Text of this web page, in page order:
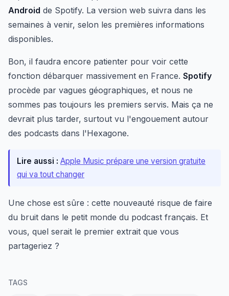
Android de Spotify. La version web suivra dans les
semaines à venir, selon les premières informations
disponibles.
Bon, il faudra encore patienter pour voir cette
fonction débarquer massivement en France. Spotify
procède par vagues géographiques, et nous ne
sommes pas toujours les premiers servis. Mais ça ne
devrait plus tarder, surtout vu l'engouement autour
des podcasts dans l'Hexagone.
Lire aussi : Apple Music prépare une version gratuite
qui va tout changer
Une chose est sûre : cette nouveauté risque de faire
du bruit dans le petit monde du podcast français. Et
vous, quel serait le premier extrait que vous
partageriez ?
TAGS